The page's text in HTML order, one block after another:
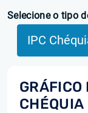
Selecione o tipo
IPC
GRÁFICO
CHÉQUIA